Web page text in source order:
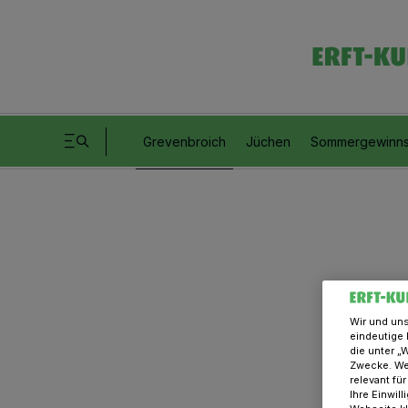
Grevenbroich Jüchen
Wir und
eindeutige
die unter
Zwecke.
relevant
Ihre